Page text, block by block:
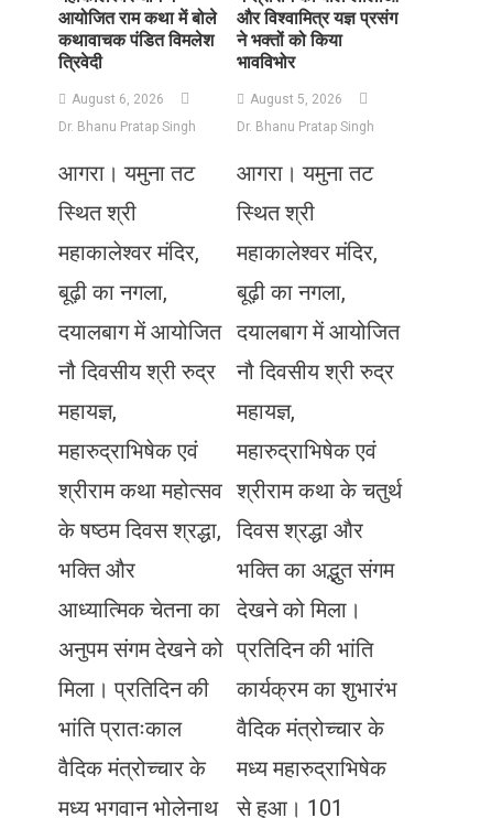
आयोजित राम कथा में बोले
कथावाचक पंडित विमलेश
त्रिवेदी
August 6, 2026
Dr. Bhanu Pratap Singh
आगरा। यमुना तट
स्थित श्री
महाकालेश्वर मंदिर,
बूढ़ी का नगला,
दयालबाग में आयोजित
नौ दिवसीय श्री रुद्र
महायज्ञ,
महारुद्राभिषेक एवं
श्रीराम कथा महोत्सव
के षष्ठम दिवस श्रद्धा,
भक्ति और
आध्यात्मिक चेतना का
अनुपम संगम देखने को
मिला। प्रतिदिन की
भांति प्रातःकाल
वैदिक मंत्रोच्चार के
मध्य भगवान भोलेनाथ
और विश्वामित्र यज्ञ प्रसंग
ने भक्तों को किया
भावविभोर
August 5, 2026
Dr. Bhanu Pratap Singh
आगरा। यमुना तट
स्थित श्री
महाकालेश्वर मंदिर,
बूढ़ी का नगला,
दयालबाग में आयोजित
नौ दिवसीय श्री रुद्र
महायज्ञ,
महारुद्राभिषेक एवं
श्रीराम कथा के चतुर्थ
दिवस श्रद्धा और
भक्ति का अद्भुत संगम
देखने को मिला।
प्रतिदिन की भांति
कार्यक्रम का शुभारंभ
वैदिक मंत्रोच्चार के
मध्य महारुद्राभिषेक
से हुआ। 101